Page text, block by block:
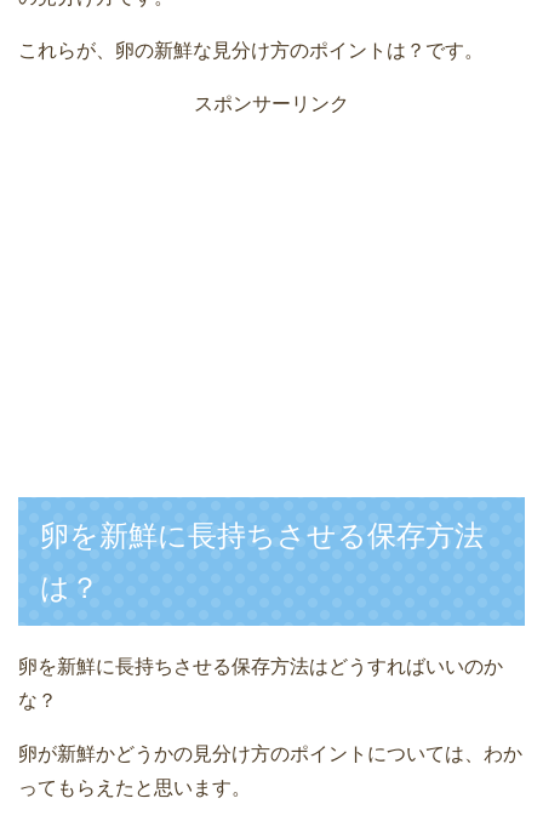
これらが、卵の新鮮な見分け方のポイントは？です。
スポンサーリンク
卵を新鮮に長持ちさせる保存方法
は？
卵を新鮮に長持ちさせる保存方法はどうすればいいのか
な？
卵が新鮮かどうかの見分け方のポイントについては、わか
ってもらえたと思います。